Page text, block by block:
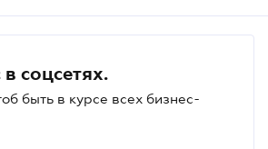
соцсетях.
быть в курсе всех бизнес-